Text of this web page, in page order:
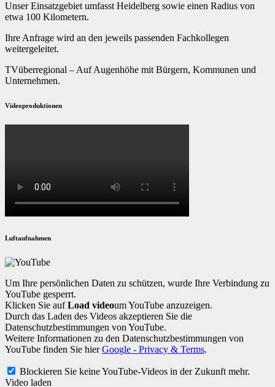
Unser Einsatzgebiet umfasst Heidelberg sowie einen Radius von
etwa 100 Kilometern.
Ihre Anfrage wird an den jeweils passenden Fachkollegen
weitergeleitet.
TVüberregional – Auf Augenhöhe mit Bürgern, Kommunen und
Unternehmen.
Videoproduktionen
Luftaufnahmen
Um Ihre persönlichen Daten zu schützen, wurde Ihre Verbindung zu
YouTube gesperrt.
Klicken Sie aufLoad videoum YouTube anzuzeigen.
Durch das Laden des Videos akzeptieren Sie die
Datenschutzbestimmungen von YouTube.
Weitere Informationen zu den Datenschutzbestimmungen von
YouTube finden Sie hierGoogle - Privacy & Terms.
Blockieren Sie keine YouTube-Videos in der Zukunft mehr.
Video laden